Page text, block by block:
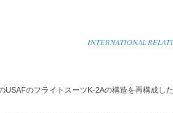
INTERNATIONAL
USAFのフライトスーツK-2Aの構造を再構成し